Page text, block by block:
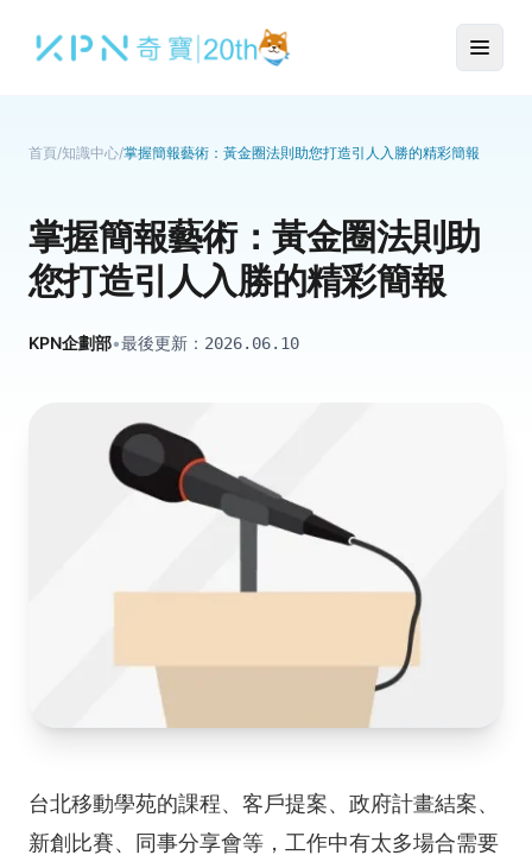
首頁/知識中心/掌握簡報藝術：黃金圈法則助您打造引人入勝的精彩簡報
掌握簡報藝術：黃金圈法則助
您打造引人入勝的精彩簡報
KPN企劃部•最後更新： 2026.06.10
台北移動學苑的課程、客戶提案、政府計畫結案、
新創比賽、同事分享會等，工作中有太多場合需要